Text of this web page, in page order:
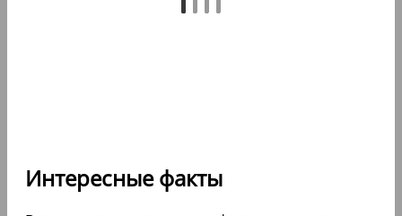
Интересные факты